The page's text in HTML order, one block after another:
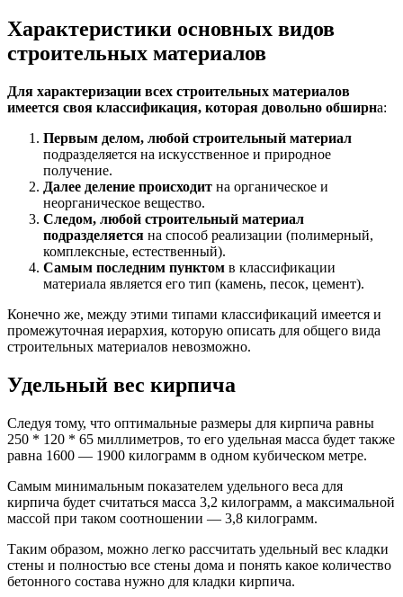
Характеристики основных видов
строительных материалов
Для характеризации всех строительных материалов
имеется своя классификация, которая довольно обширна:
Первым делом, любой строительный материал
подразделяется на искусственное и природное
получение.
Далее деление происходит на органическое и
неорганическое вещество.
Следом, любой строительный материал
подразделяется на способ реализации (полимерный,
комплексные, естественный).
Самым последним пунктом в классификации
материала является его тип (камень, песок, цемент).
Конечно же, между этими типами классификаций имеется и
промежуточная иерархия, которую описать для общего вида
строительных материалов невозможно.
Удельный вес кирпича
Следуя тому, что оптимальные размеры для кирпича равны
250 * 120 * 65 миллиметров, то его удельная масса будет также
равна 1600 — 1900 килограмм в одном кубическом метре.
Самым минимальным показателем удельного веса для
кирпича будет считаться масса 3,2 килограмм, а максимальной
массой при таком соотношении — 3,8 килограмм.
Таким образом, можно легко рассчитать удельный вес кладки
стены и полностью все стены дома и понять какое количество
бетонного состава нужно для кладки кирпича.